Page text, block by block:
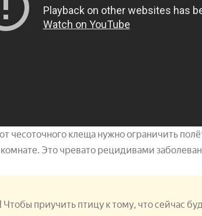
чесоточного клеща нужно ограничить
Это чревато рецидивами
Чтобы приучить птицу к тому, что сейчас